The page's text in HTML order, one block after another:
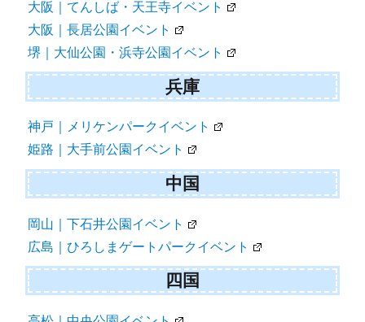
大阪｜てんしば・天王寺イベント
大阪｜長居公園イベント
堺｜大仙公園・浜寺公園イベント
兵庫
神戸｜メリケンパークイベント
姫路｜大手前公園イベント
中国
岡山｜下石井公園イベント
広島｜ひろしまゲートパークイベント
四国